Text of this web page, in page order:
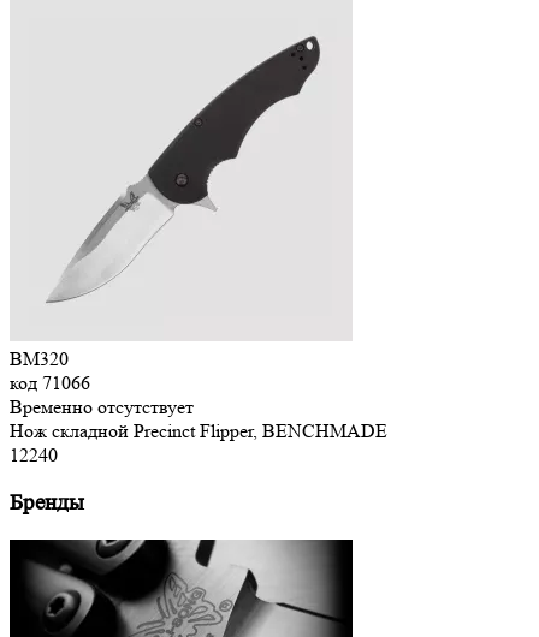
BM320
код 71066
Временно отсутствует
Нож складной Precinct Flipper, BENCHMADE
12240
Бренды